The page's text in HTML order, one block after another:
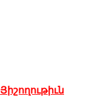
Յիշողութիւն